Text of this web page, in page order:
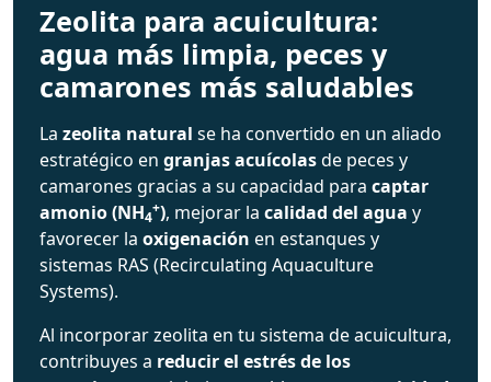
Zeolita para acuicultura:
agua más limpia, peces y
camarones más saludables
La zeolita natural se ha convertido en un aliado
estratégico en granjas acuícolasde peces y
camarones gracias a su capacidad para captar
amonio (NH4
+), mejorar la calidad del agua y
favorecer la oxigenación en estanques y
sistemas RAS (Recirculating Aquaculture
Systems).
Al incorporar zeolita en tu sistema de acuicultura,
contribuyes a reducir el estrés de los